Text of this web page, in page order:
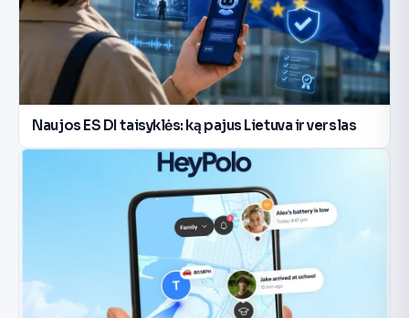
Naujos ES DI taisyklės: ką pajus Lietuva ir verslas